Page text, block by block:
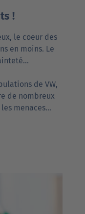
!
le coeur des
en moins. Le
de VW,
de nombreux
menaces…